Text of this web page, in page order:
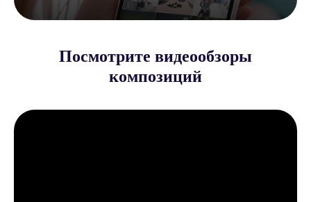
Посмотрите видеообзоры
композиций